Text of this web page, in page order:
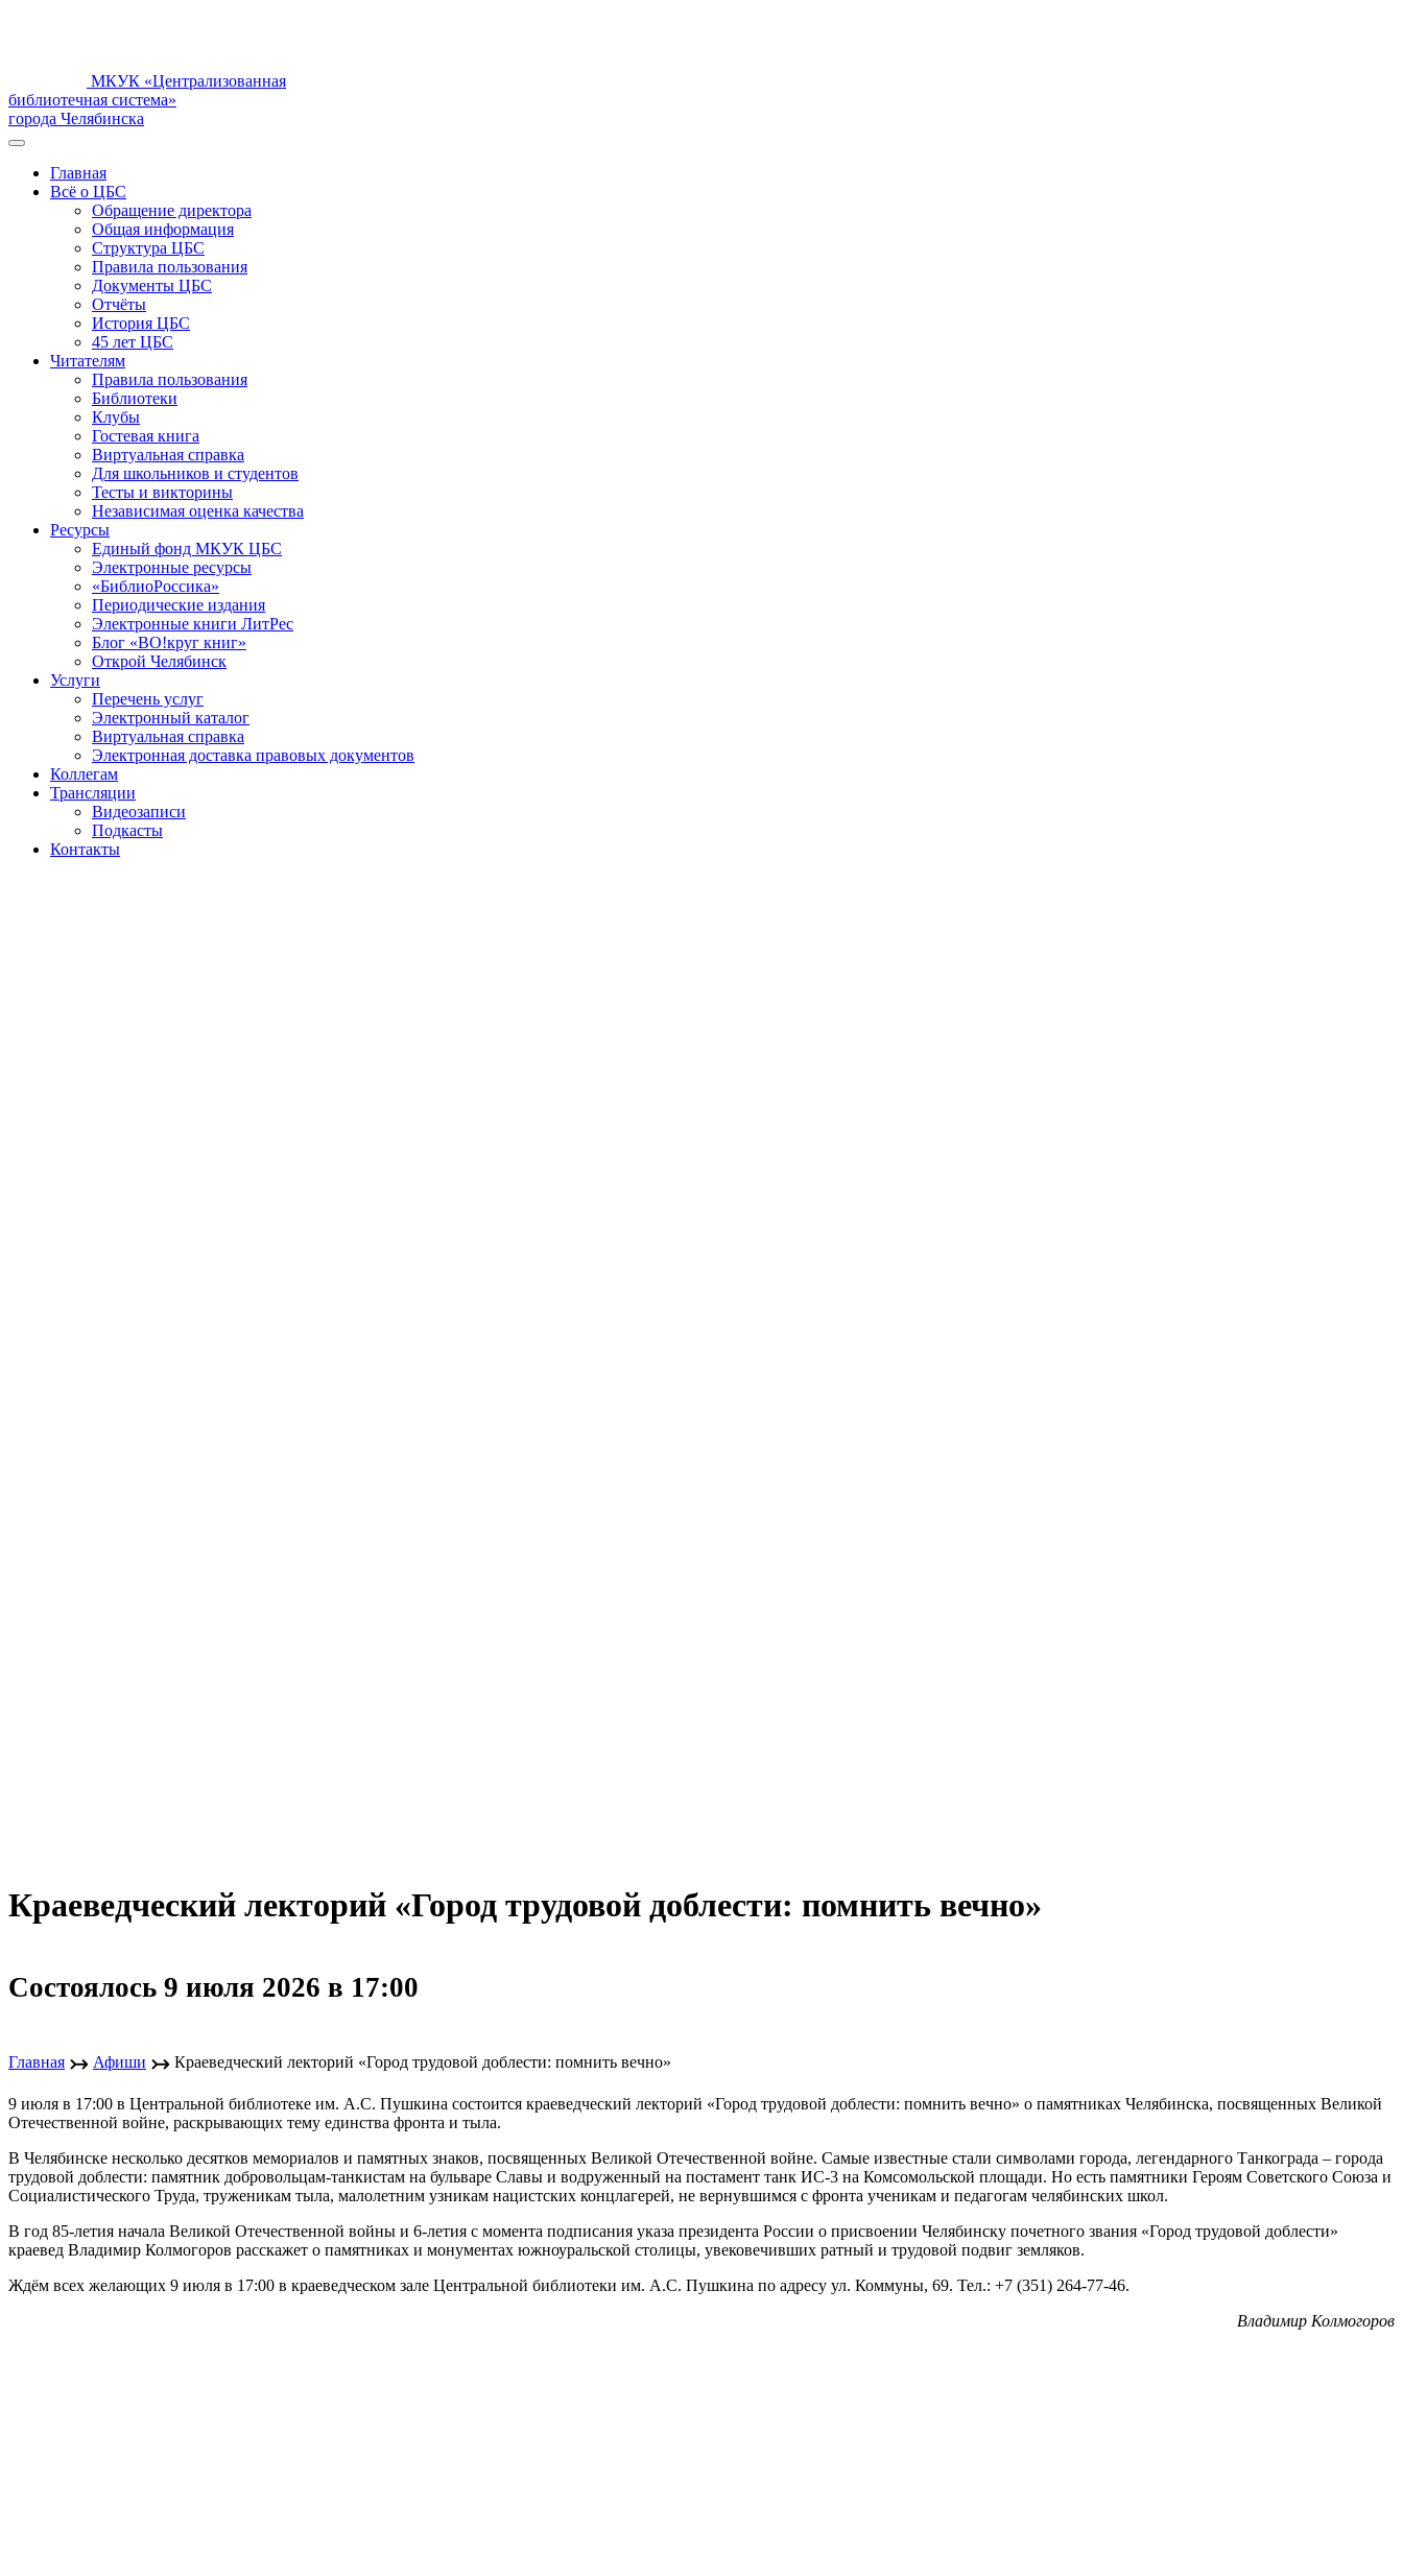
МКУК «Централизованная
библиотечная система»
города Челябинска
Главная
Всё о ЦБС
Обращение директора
Общая информация
Структура ЦБС
Правила пользования
Документы ЦБС
Отчёты
История ЦБС
45 лет ЦБС
Читателям
Правила пользования
Библиотеки
Клубы
Гостевая книга
Виртуальная справка
Для школьников и студентов
Тесты и викторины
Независимая оценка качества
Ресурсы
Единый фонд МКУК ЦБС
Электронные ресурсы
«БиблиоРоссика»
Периодические издания
Электронные книги ЛитРес
Блог «ВО!круг книг»
Открой Челябинск
Услуги
Перечень услуг
Электронный каталог
Виртуальная справка
Электронная доставка правовых документов
Коллегам
Трансляции
Видеозаписи
Подкасты
Контакты
Краеведческий лекторий «Город трудовой доблести: помнить вечно»
Состоялось 9 июля 2026 в 17:00
Главная ↣ Афиши ↣ Краеведческий лекторий «Город трудовой доблести: помнить вечно»
9 июля в 17:00 в Центральной библиотеке им. А.С. Пушкина состоится краеведческий лекторий «Город трудовой доблести: помнить вечно» о памятниках Челябинска, посвященных Великой
Отечественной войне, раскрывающих тему единства фронта и тыла.
В Челябинске несколько десятков мемориалов и памятных знаков, посвященных Великой Отечественной войне. Самые известные стали символами города, легендарного Танкограда – города
трудовой доблести: памятник добровольцам-танкистам на бульваре Славы и водруженный на постамент танк ИС-3 на Комсомольской площади. Но есть памятники Героям Советского Союза и
Социалистического Труда, труженикам тыла, малолетним узникам нацистских концлагерей, не вернувшимся с фронта ученикам и педагогам челябинских школ.
В год 85-летия начала Великой Отечественной войны и 6-летия с момента подписания указа президента России о присвоении Челябинску почетного звания «Город трудовой доблести»
краевед Владимир Колмогоров расскажет о памятниках и монументах южноуральской столицы, увековечивших ратный и трудовой подвиг земляков.
Ждём всех желающих 9 июля в 17:00 в краеведческом зале Центральной библиотеки им. А.С. Пушкина по адресу ул. Коммуны, 69. Тел.: +7 (351) 264-77-46.
Владимир Колмогоров